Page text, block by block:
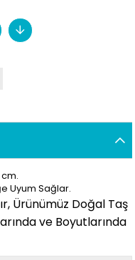
cm.
Uyum Sağlar.
Ürünümüz Doğal Taş
ve Boyutlarında